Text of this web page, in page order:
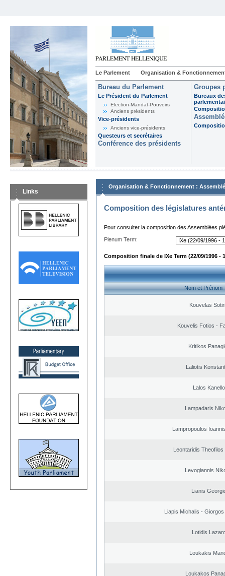
Le Parlement Organisation &
Bureau du Parlement
Le Président du Parlement
Election-Mandat-Pouvoirs
Anciens présidents
Vice-présidents
Anciens vice-présidents
Questeurs et secrétaires
Conférence des présidents
Groupes
Bureaux
Links
Organisation & Fonctionnement :
Composition des législatures
Pour consulter la composition des Assemblées
Plenum Term:
Composition finale de IXe Term (22/09/1996 -
Nom et Prénom
Kouvelas
Kouvelis Fotios -
Kritikos
Laliotis
Lalos
Lampadaris
Lampropoulos
Leontaridis
Levogiannis
Lianis
Liapis Michalis -
Lotidis
Loukakis
Loukakos